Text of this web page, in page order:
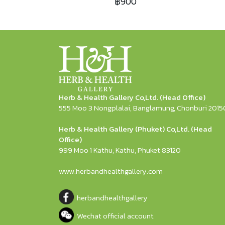
Herb & Health Gallery Co,Ltd. (Head Office)
555 Moo 3 Nongplalai, Banglamung, Chonburi
Herb & Health Gallery (Phuket) Co,Ltd. (Head
Office)
999 Moo 1 Kathu, Kathu, Phuket 83120
www.herbandhealthgallery.com
herbandhealthgallery
Wechat official account